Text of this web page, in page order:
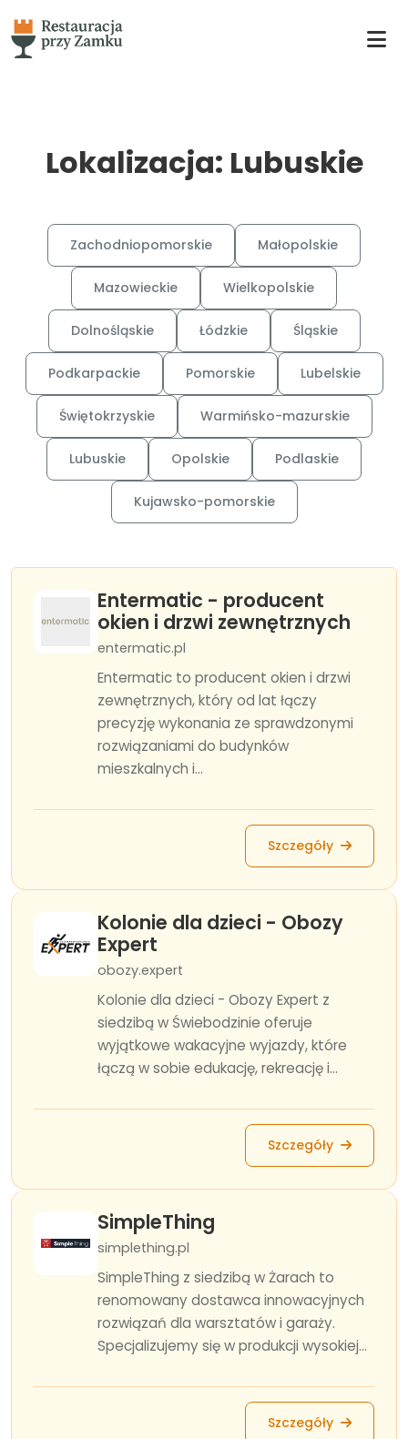
Lokalizacja: Lubuskie
Zachodniopomorskie Małopolskie
Mazowieckie Wielkopolskie
Dolnośląskie Łódzkie Śląskie
Podkarpackie Pomorskie Lubelskie
Świętokrzyskie Warmińsko-mazurskie
Lubuskie Opolskie Podlaskie
Kujawsko-pomorskie
Entermatic - producent
okien i drzwi zewnętrznych
entermatic.pl
Entermatic to producent okien i drzwi
zewnętrznych, który od lat łączy
precyzję wykonania ze sprawdzonymi
rozwiązaniami do budynków
mieszkalnych i...
Szczegóły
Kolonie dla dzieci - Obozy
Expert
obozy.expert
Kolonie dla dzieci - Obozy Expert z
siedzibą w Świebodzinie oferuje
wyjątkowe wakacyjne wyjazdy, które
łączą w sobie edukację, rekreację i...
Szczegóły
SimpleThing
simplething.pl
SimpleThing z siedzibą w Żarach to
renomowany dostawca innowacyjnych
rozwiązań dla warsztatów i garaży.
Specjalizujemy się w produkcji wysokiej...
Szczegóły